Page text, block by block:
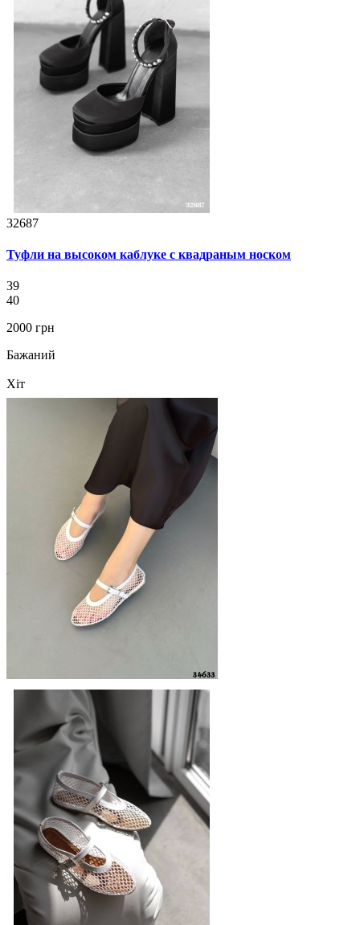
32687
Туфли на высоком каблуке с квадраным носком
39
40
2000 грн
Бажаний
Хіт